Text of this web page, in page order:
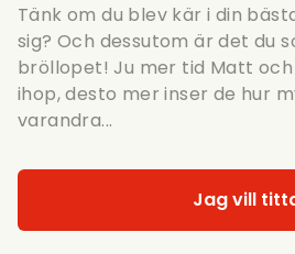
Tänk om du blev kär i din
sig? Och dessutom är det du
bröllopet! Ju mer tid Matt och
ihop, desto mer inser de hur
varandra...
Jag vill